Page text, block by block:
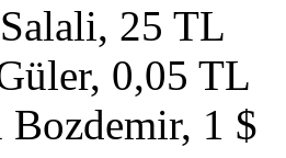
25 TL
0,05 TL
Bozdemir, 1 $